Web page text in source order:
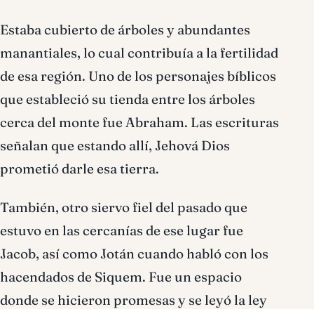
Estaba cubierto de árboles y abundantes
manantiales, lo cual contribuía a la fertilidad
de esa región. Uno de los personajes bíblicos
que estableció su tienda entre los árboles
cerca del monte fue Abraham. Las escrituras
señalan que estando allí, Jehová Dios
prometió darle esa tierra.
También, otro siervo fiel del pasado que
estuvo en las cercanías de ese lugar fue
Jacob, así como Jotán cuando habló con los
hacendados de Siquem. Fue un espacio
donde se hicieron promesas y se leyó la ley